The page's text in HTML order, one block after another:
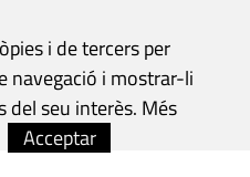
i de tercers per
navegació i mostrar-li
del seu interès. Més
Acceptar